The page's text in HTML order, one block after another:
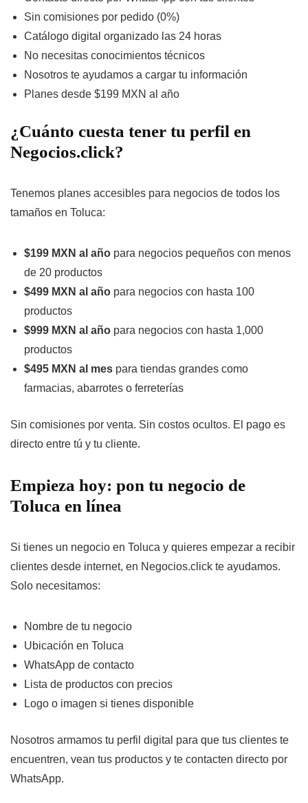
Sin comisiones por pedido (0%)
Catálogo digital organizado las 24 horas
No necesitas conocimientos técnicos
Nosotros te ayudamos a cargar tu información
Planes desde $199 MXN al año
¿Cuánto cuesta tener tu perfil en
Negocios.click?
Tenemos planes accesibles para negocios de todos los
tamaños en Toluca:
$199 MXN al año para negocios pequeños con menos
de 20 productos
$499 MXN al año para negocios con hasta 100
productos
$999 MXN al año para negocios con hasta 1,000
productos
$495 MXN al mes para tiendas grandes como
farmacias, abarrotes o ferreterías
Sin comisiones por venta. Sin costos ocultos. El pago es
directo entre tú y tu cliente.
Empieza hoy: pon tu negocio de
Toluca en línea
Si tienes un negocio en Toluca y quieres empezar a recibir
clientes desde internet, en Negocios.click te ayudamos.
Solo necesitamos:
Nombre de tu negocio
Ubicación en Toluca
WhatsApp de contacto
Lista de productos con precios
Logo o imagen si tienes disponible
Nosotros armamos tu perfil digital para que tus clientes te
encuentren, vean tus productos y te contacten directo por
WhatsApp.